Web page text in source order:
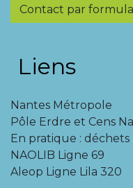
Contact par
Liens
Nantes Métropole
Pôle Erdre et Cens
En pratique :
NAOLIB Ligne 69
Aleop Ligne Lila 320